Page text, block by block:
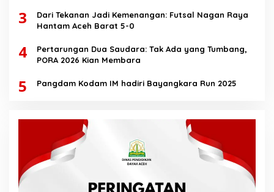
3
Dari Tekanan Jadi Kemenangan: Futsal Nagan Raya
Hantam Aceh Barat 5-0
4
Pertarungan Dua Saudara: Tak Ada yang Tumbang,
PORA 2026 Kian Membara
5 Pangdam Kodam IM hadiri Bayangkara Run 2025